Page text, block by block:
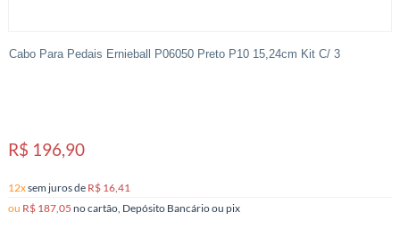
Cabo Para Pedais Ernieball P06050 Preto P10 15,24cm Kit C/ 3
R$ 196,90
12xsem jurosde R$ 16,41
ou R$ 187,05 no cartão, Depósito Bancário ou pix